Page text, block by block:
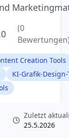
(0
Creation Tools
KI-Grafik-Design-
Zuletzt
25.5.2026